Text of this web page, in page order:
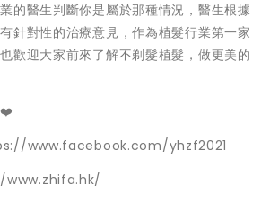
的醫生判斷你是屬於那種情況，醫生根據
針對性的治療意見，作為植髮行業第一家
歡迎大家前來了解不剃髮植髮，做更美的
❤️
www.facebook.com/yhzf2021
www.zhifa.hk/